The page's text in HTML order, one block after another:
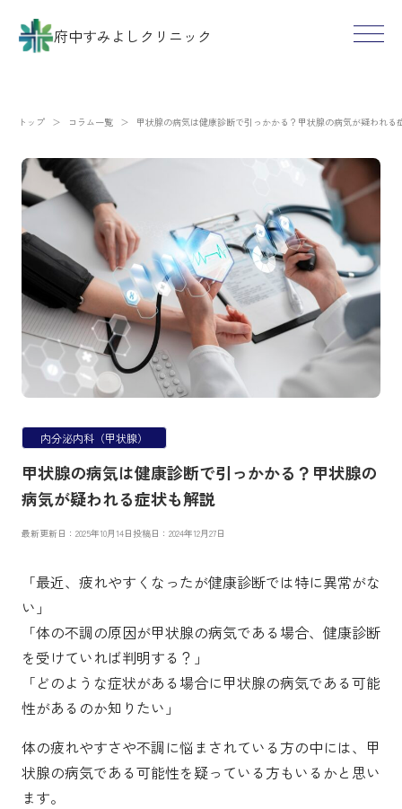
府中すみよしクリニック
トップ ＞ コラム一覧 ＞ 甲状腺の病気は健康診断で引っかかる？甲状腺の病気が疑われる
内分泌内科（甲状腺）
甲状腺の病気は健康診断で引っかかる？甲状腺の
病気が疑われる症状も解説
最新更新日：2025年10月14日投稿日：2024年12月27日
「最近、疲れやすくなったが健康診断では特に異常がな
い」
「体の不調の原因が甲状腺の病気である場合、健康診断
を受けていれば判明する？」
「どのような症状がある場合に甲状腺の病気である可能
性があるのか知りたい」
体の疲れやすさや不調に悩まされている方の中には、甲
状腺の病気である可能性を疑っている方もいるかと思い
ます。